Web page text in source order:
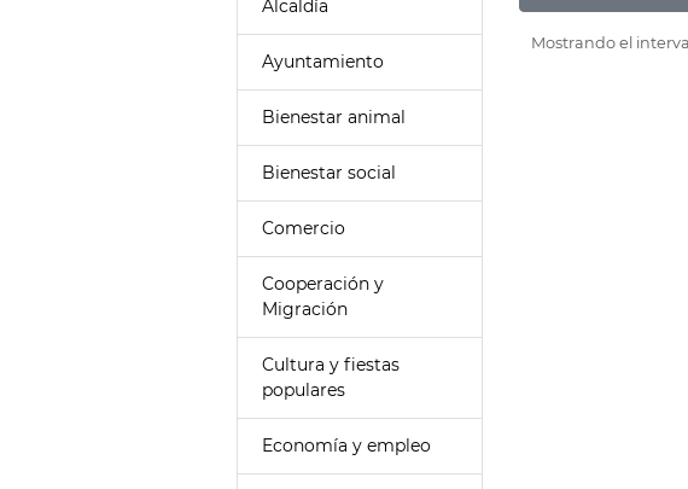
Alcaldía
Ayuntamiento
Bienestar animal
Bienestar social
Comercio
Cooperación y
Migración
Cultura y fiestas
populares
Economía y empleo
Mostrando el